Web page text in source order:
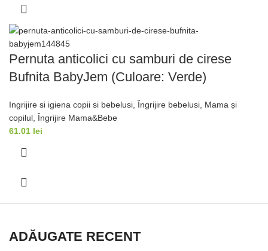
Pernuta anticolici cu samburi de cirese
Bufnita BabyJem (Culoare: Verde)
Ingrijire si igiena copii si bebelusi Îngrijire bebelusi Mama și
copilul Îngrijire Mama&Bebe
61.01 lei
ADĂUGATE RECENT